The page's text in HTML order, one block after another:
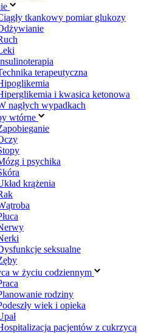
tkankowy pomiar glukozy
terapeutyczna
i kwasica ketonowa
nagłych wypadkach
wtórne
i psychika
krążenia
seksualne
w życiu codziennym
rodziny
wiek i opieka
pacjentów z cukrzycą